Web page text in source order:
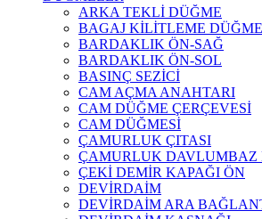
ARKA TEKLİ DÜĞME
BAGAJ KİLİTLEME
BARDAKLIK ÖN-SAĞ
BARDAKLIK ÖN-SOL
BASINÇ SEZİCİ
CAM AÇMA ANAHTARI
CAM DÜĞME ÇERÇEVESİ
CAM DÜĞMESİ
ÇAMURLUK ÇITASI
ÇAMURLUK DAVLUMBAZ
ÇEKİ DEMİR KAPAĞI ÖN
DEVİRDAİM
DEVİRDAİM ARA